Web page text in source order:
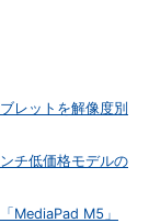
レットを解像度別
チ低価格モデルの
MediaPad M5」